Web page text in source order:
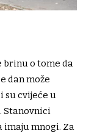
brinu o tome da
dan može
su cvijeće u
Stanovnici
imaju mnogi. Za